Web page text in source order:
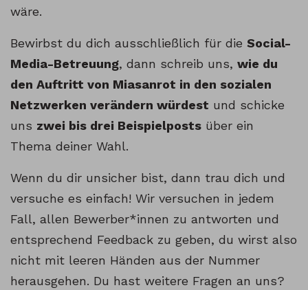
wäre.
Bewirbst du dich ausschließlich für die Social-
Media-Betreuung, dann schreib uns, wie du
den Auftritt von Miasanrot in den sozialen
Netzwerken verändern würdest und schicke
uns zwei bis drei Beispielposts über ein
Thema deiner Wahl.
Wenn du dir unsicher bist, dann trau dich und
versuche es einfach! Wir versuchen in jedem
Fall, allen Bewerber*innen zu antworten und
entsprechend Feedback zu geben, du wirst also
nicht mit leeren Händen aus der Nummer
herausgehen. Du hast weitere Fragen an uns?